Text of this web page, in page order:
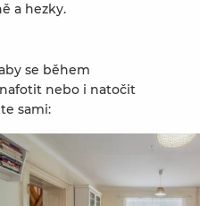
a hezky.
se během
nebo i natočit
sami: